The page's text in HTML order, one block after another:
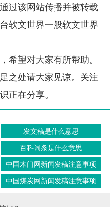
过该网站传播并被转载
软文世界一般软文世界
望对大家有所帮助。
之处请大家见谅。关注
正在分享。
发文稿是什么意思
百科词条是什么意思
中国木门网新闻发稿注意事项
中国煤炭网新闻发稿注意事项